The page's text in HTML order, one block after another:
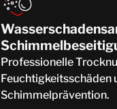
Professionelle
Feuchtigkeitsschäden
Schimmelprävention.